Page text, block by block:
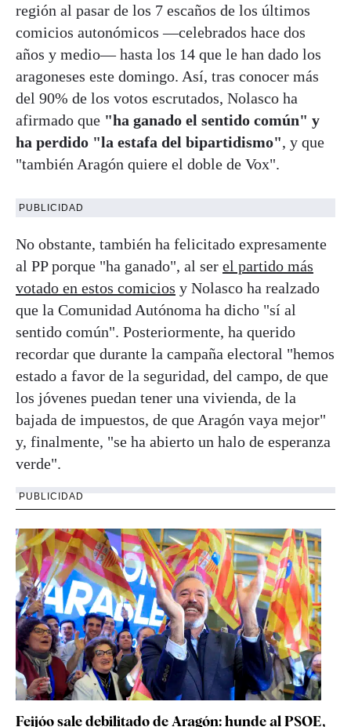
región al pasar de los 7 escaños de los últimos
comicios autonómicos —celebrados hace dos
años y medio— hasta los 14 que le han dado los
aragoneses este domingo. Así, tras conocer más
del 90% de los votos escrutados, Nolasco ha
afirmado que "ha ganado el sentido común" y
ha perdido "la estafa del bipartidismo", y que
"también Aragón quiere el doble de Vox".
PUBLICIDAD
No obstante, también ha felicitado expresamente
al PP porque "ha ganado", al ser el partido más
votado en estos comicios y Nolasco ha realzado
que la Comunidad Autónoma ha dicho "sí al
sentido común". Posteriormente, ha querido
recordar que durante la campaña electoral "hemos
estado a favor de la seguridad, del campo, de que
los jóvenes puedan tener una vivienda, de la
bajada de impuestos, de que Aragón vaya mejor"
y, finalmente, "se ha abierto un halo de esperanza
verde".
PUBLICIDAD
Feijóo sale debilitado de Aragón: hunde al PSOE,